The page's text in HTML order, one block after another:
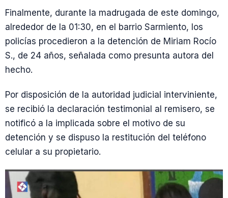
Finalmente, durante la madrugada de este domingo,
alrededor de la 01:30, en el barrio Sarmiento, los
policías procedieron a la detención de Miriam Rocío
S., de 24 años, señalada como presunta autora del
hecho.
Por disposición de la autoridad judicial interviniente,
se recibió la declaración testimonial al remisero, se
notificó a la implicada sobre el motivo de su
detención y se dispuso la restitución del teléfono
celular a su propietario.